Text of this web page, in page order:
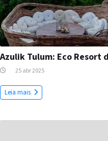
Azulik Tulum: Eco Resort
25 abr 2025
Leia mais